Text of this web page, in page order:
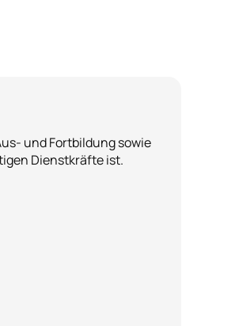
und Fortbildung sowie
Dienstkräfte ist.